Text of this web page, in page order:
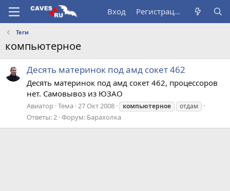
Вход Регистрация
Теги
компьютерное
Десять материнок под амд сокет 462
Десять материнок под амд сокет 462, процессоров
нет. Самовывоз из ЮЗАО
Авиатор Тема 27 Окт 2008 компьютерное отдам
Ответы: 2 Форум: Барахолка